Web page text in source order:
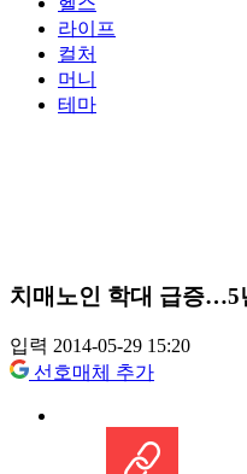
라이프
컬처
머니
테마
치매노인 학대 급증…5
입력 2014-05-29 15:20
선호매체 추가